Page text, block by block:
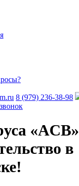
8 (979) 236-38-98
«ACB»
в